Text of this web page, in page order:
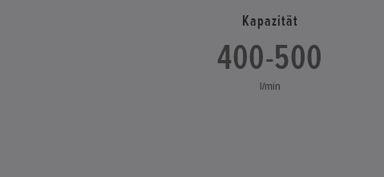
Kapazität
400-500
l/min